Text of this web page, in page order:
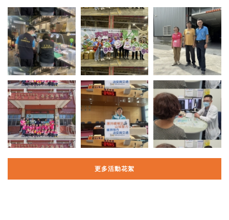
更多活動花絮